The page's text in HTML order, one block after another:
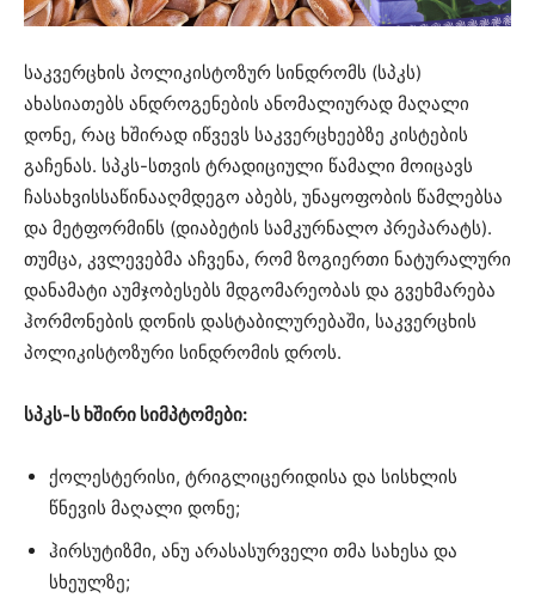
საკვერცხის პოლიკისტოზურ სინდრომს (სპკს)
ახასიათებს ანდროგენების ანომალიურად მაღალი
დონე, რაც ხშირად იწვევს საკვერცხეებზე კისტების
გაჩენას. სპკს-სთვის ტრადიციული წამალი მოიცავს
ჩასახვისსაწინააღმდეგო აბებს, უნაყოფობის წამლებსა
და მეტფორმინს (დიაბეტის სამკურნალო პრეპარატს).
თუმცა, კვლევებმა აჩვენა, რომ ზოგიერთი ნატურალური
დანამატი აუმჯობესებს მდგომარეობას და გვეხმარება
ჰორმონების დონის დასტაბილურებაში, საკვერცხის
პოლიკისტოზური სინდრომის დროს.
სპკს-ს ხშირი სიმპტომები:
ქოლესტერისი, ტრიგლიცერიდისა და სისხლის
წნევის მაღალი დონე;
ჰირსუტიზმი, ანუ არასასურველი თმა სახესა და
სხეულზე;